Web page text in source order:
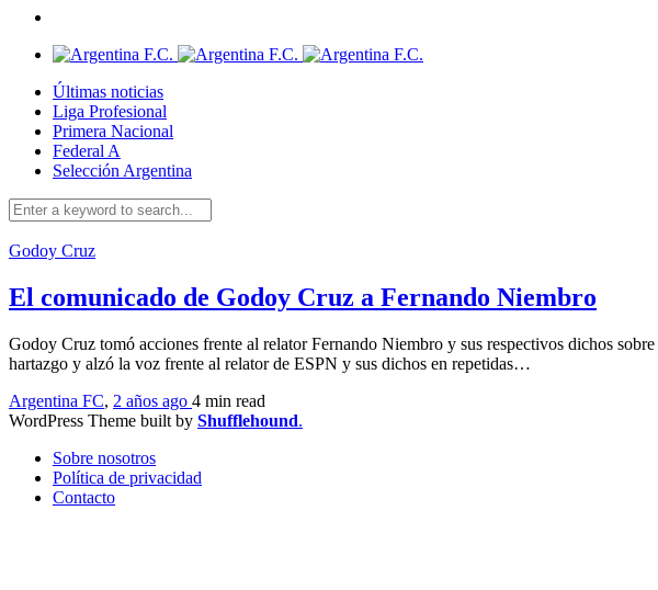
Últimas noticias
Liga Profesional
Primera Nacional
Federal A
Selección Argentina
Godoy Cruz
El comunicado de Godoy Cruz a Fernando Niembro
Godoy Cruz tomó acciones frente al relator Fernando Niembro y sus respectivos dichos
hartazgo y alzó la voz frente al relator de ESPN y sus dichos en repetidas…
Argentina FC, 2 años ago 4 min read
WordPress Theme built by Shufflehound.
Sobre nosotros
Política de privacidad
Contacto